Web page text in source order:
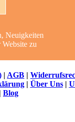
Neuigkeiten
zu
| AGB |
| Über Uns|
| Blog